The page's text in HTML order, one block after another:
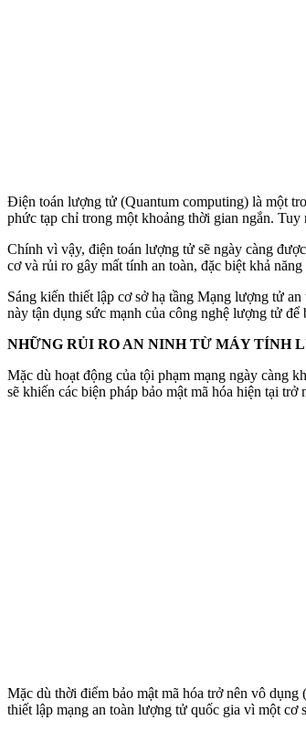
Điện toán lượng tử (Quantum computing) là một
phức tạp chỉ trong một khoảng thời gian ngắn.
Chính vì vậy, điện toán lượng tử sẽ ngày càng
cơ và rủi ro gây mất tính an toàn, đặc biệt khả
Sáng kiến thiết lập cơ sở hạ tầng Mạng lượng tử
này tận dụng sức mạnh của công nghệ lượng tử
NHỮNG RỦI RO AN NINH TỪ MÁY TÍNH
Mặc dù hoạt động của tội phạm mạng ngày càng
sẽ khiến các biện pháp bảo mật mã hóa hiện tại trở
Mặc dù thời điểm bảo mật mã hóa trở nên vô
thiết lập mạng an toàn lượng tử quốc gia vì một cơ